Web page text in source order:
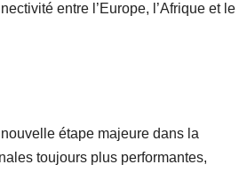
entre l’Europe, l’Afrique et le
étape majeure dans la
toujours plus performantes,